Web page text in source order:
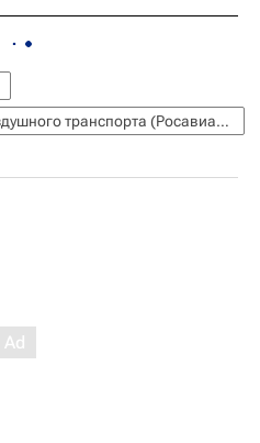
Федеральное агентство воздушного транспорта (Росавиация)